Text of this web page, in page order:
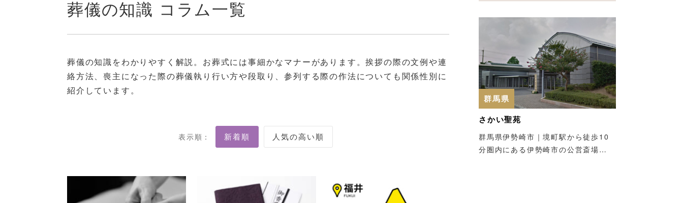
葬儀の知識 コラム一覧
葬儀の知識をわかりやすく解説。お葬式には事細かなマナーがあります。挨拶の際の文例や連
絡方法、喪主になった際の葬儀執り行い方や段取り、参列する際の作法についても関係性別に
紹介しています。
表示順：
群馬県
さかい聖苑
群馬県伊勢崎市｜境町駅から徒歩10
分圏内にある伊勢崎市の公営斎場…